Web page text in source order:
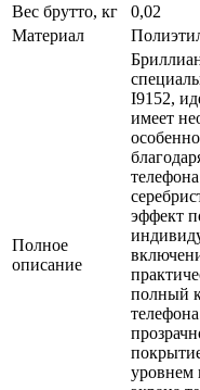
Вес брутто, кг
0,02
Материал
Полное
описание
I9152,
имеет
эффект
полный
уровнем